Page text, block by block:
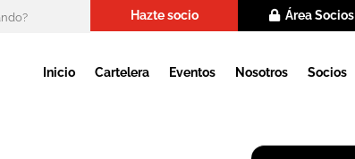
Hazte socio Área Socios
Inicio Cartelera Eventos Nosotros Socios